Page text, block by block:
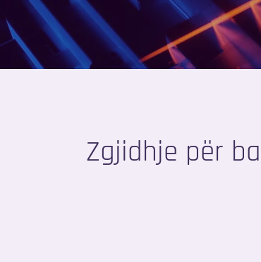
Zgjidhje për